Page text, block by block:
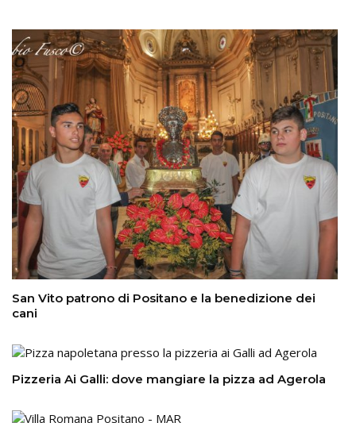
San Vito patrono di Positano e la benedizione dei
cani
Pizzeria Ai Galli: dove mangiare la pizza ad Agerola